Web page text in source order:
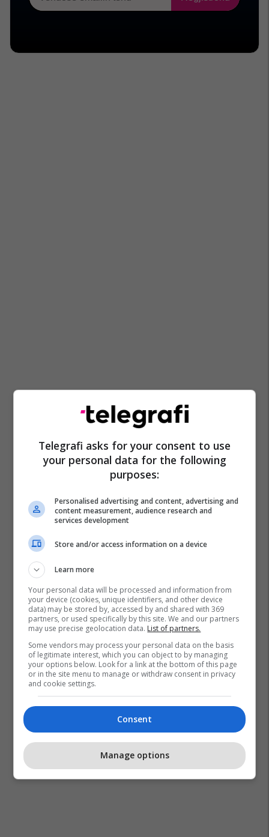
Telegrafi asks for your consent to use
your personal data for the following
purposes:
Personalised advertising and content, advertising and
content measurement, audience research and
services development
Store and/or access information on a device
Learn more
Your personal data will be processed and information from
your device (cookies, unique identifiers, and other device
data) may be stored by, accessed by and shared with 369
partners, or used specifically by this site. We and our partners
may use precise geolocation data. List of partners.
Some vendors may process your personal data on the basis
of legitimate interest, which you can object to by managing
your options below. Look for a link at the bottom of this page
or in the site menu to manage or withdraw consent in privacy
and cookie settings.
Consent
Manage options